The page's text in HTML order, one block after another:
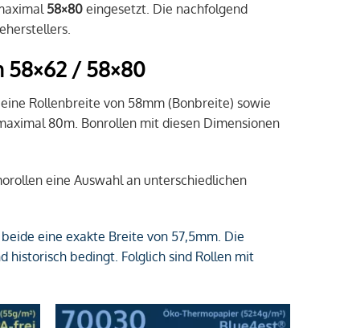
58×80 eingesetzt. Die nachfolgend
58×62 / 58×80
Rollenbreite von 58mm (Bonbreite) sowie
80m. Bonrollen mit diesen Dimensionen
eine Auswahl an unterschiedlichen
eine exakte Breite von 57,5mm. Die
historisch bedingt. Folglich sind Rollen mit